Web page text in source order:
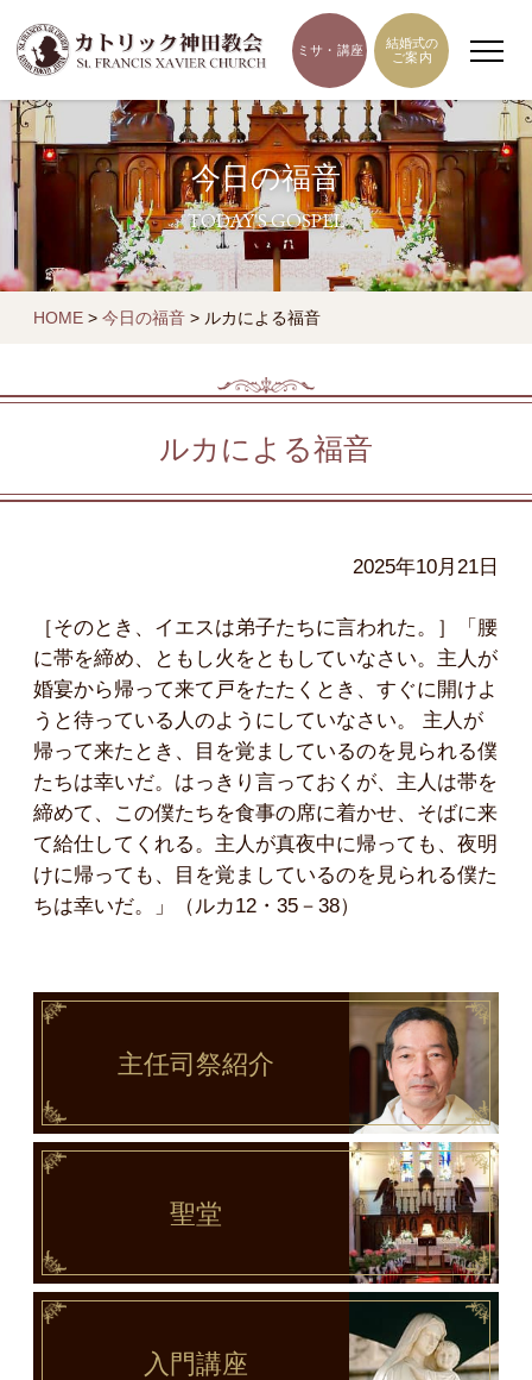
ミサ・講座
結婚式の
ご案内
今日の福音
TODAY'S GOSPEL
HOME > 今日の福音 > ルカによる福音
ルカによる福音
2025年10月21日
［そのとき、イエスは弟子たちに言われた。］「腰
に帯を締め、ともし火をともしていなさい。主人が
婚宴から帰って来て戸をたたくとき、すぐに開けよ
うと待っている人のようにしていなさい。 主人が
帰って来たとき、目を覚ましているのを見られる僕
たちは幸いだ。はっきり言っておくが、主人は帯を
締めて、この僕たちを食事の席に着かせ、そばに来
て給仕してくれる。主人が真夜中に帰っても、夜明
けに帰っても、目を覚ましているのを見られる僕た
ちは幸いだ。」（ルカ12・35－38）
主任司祭紹介
聖堂
入門講座